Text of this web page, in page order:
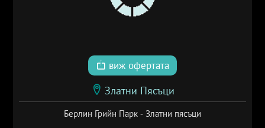
виж офертата
Златни Пясъци
Берлин Грийн Парк - Златни пясъци